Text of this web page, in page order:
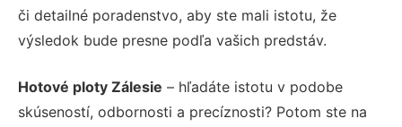
či detailné poradenstvo, aby ste mali istotu, že
výsledok bude presne podľa vašich predstáv.
Hotové ploty Zálesie – hľadáte istotu v podobe
skúseností, odbornosti a precíznosti? Potom ste na